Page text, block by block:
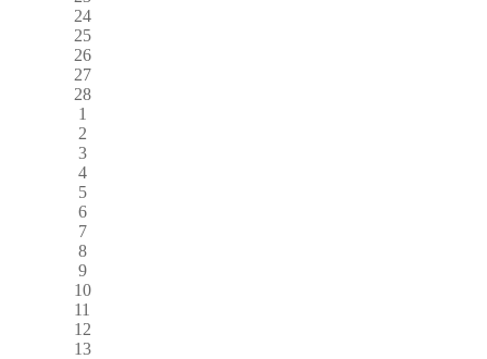
24
25
26
27
28
1
2
3
4
5
6
7
8
9
10
11
12
13